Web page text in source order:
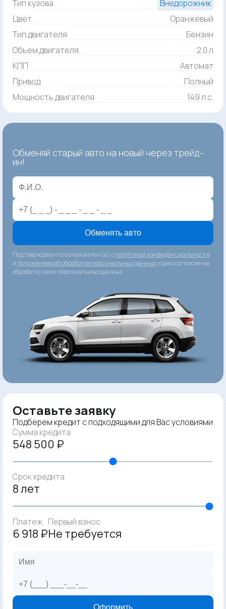
Тип кузова
Внедорожник
Цвет
Оранжевый
Тип двигателя
Бензин
Объем двигателя
2.0 л
КПП
Автомат
Привод
Полный
Мощность двигателя
149 л.с.
Обменяй старый авто на новый через трейд-
ин!
Обменять авто
Подтверждаю что ознакомлен(а) сполитикой конфиденциальности
и положением об обработке персональных данныхи даю согласие на
обработку моих персональных данных
Оставьте заявку
Подберем кредит с подходящими для Вас условиями
Сумма кредита
548 500 ₽
Срок кредита
8 лет
Платеж
6 918 ₽
Первый взнос
Не требуется
Оформить